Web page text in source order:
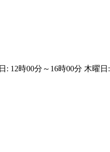
12時00分～16時00分 木曜